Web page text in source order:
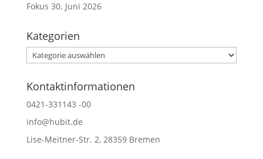
Fokus 30. Juni 2026
Kategorien
Kategorien
Kontaktinformationen
0421-331143 -00
info@hubit.de
Lise-Meitner-Str. 2, 28359 Bremen